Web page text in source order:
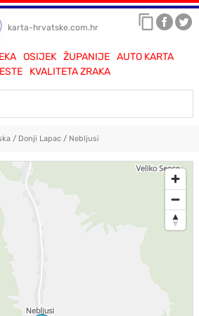
karta-hrvatske.com.hr
OSIJEK ŽUPANIJE
AUTO KARTA
KVALITETA ZRAKA
/ Donji Lapac/ Nebljusi